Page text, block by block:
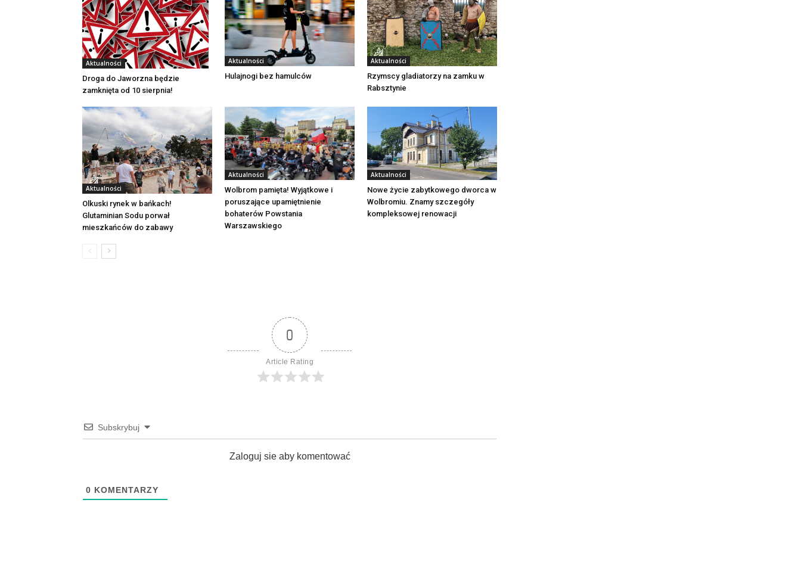
Aktualności
Droga do Jaworzna będzie
zamknięta od 10 sierpnia!
Aktualności
Hulajnogi bez hamulców
Aktualności
Rzymscy gladiatorzy na zamku w
Rabsztynie
Aktualności
Olkuski rynek w bańkach!
Glutaminian Sodu porwał
mieszkańców do zabawy
Aktualności
Wolbrom pamięta! Wyjątkowe i
poruszające upamiętnienie
bohaterów Powstania
Warszawskiego
Aktualności
Nowe życie zabytkowego dworca w
Wolbromiu. Znamy szczegóły
kompleksowej renowacji
0
Article Rating
Subskrybuj
Zaloguj sie aby komentować
0 KOMENTARZY